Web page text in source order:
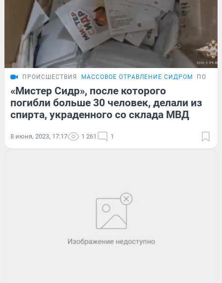
ПРОИСШЕСТВИЯ МАССОВОЕ ОТРАВЛЕНИЕ СИДРОМ
«Мистер Сидр», после которого
погибли больше 30 человек, делали из
спирта, украденного со склада МВД
8 июня, 2023, 17:17 1 261 1